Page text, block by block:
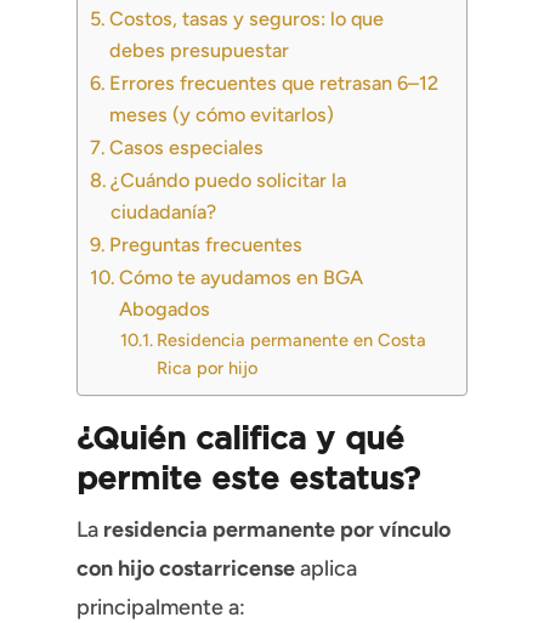
Costos, tasas y seguros: lo que
debes presupuestar
Errores frecuentes que retrasan 6–12
meses (y cómo evitarlos)
Casos especiales
¿Cuándo puedo solicitar la
ciudadanía?
Preguntas frecuentes
Cómo te ayudamos en BGA
Abogados
Residencia permanente en Costa
Rica por hijo
¿Quién califica y qué
permite este estatus?
La residencia permanente por vínculo
con hijo costarricenseaplica
principalmente a: